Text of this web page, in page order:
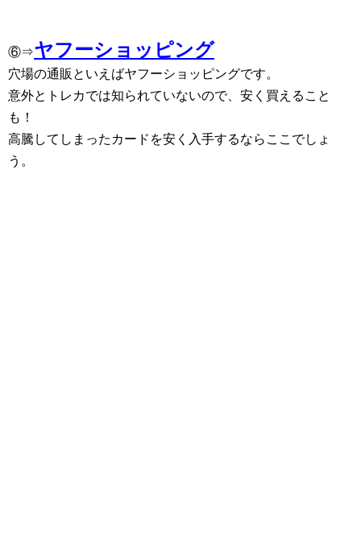
⑥⇒ヤフーショッピング
穴場の通販といえばヤフーショッピングです。
意外とトレカでは知られていないので、安く買えること
も！
高騰してしまったカードを安く入手するならここでしょ
う。